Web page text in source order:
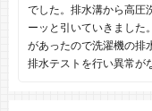
でした。排水溝から高圧
ーッと引いていきました
があったので洗濯機の排
排水テストを行い異常が